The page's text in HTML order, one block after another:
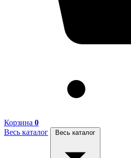
Корзина 0
Весь каталог
Весь каталог